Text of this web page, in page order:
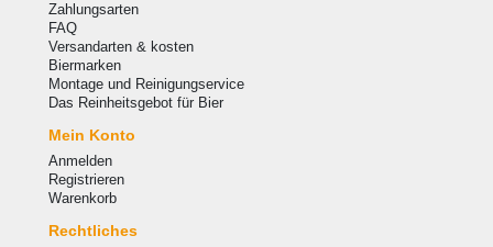
Zahlungsarten
FAQ
Versandarten & kosten
Biermarken
Montage und Reinigungservice
Das Reinheitsgebot für Bier
Mein Konto
Anmelden
Registrieren
Warenkorb
Rechtliches